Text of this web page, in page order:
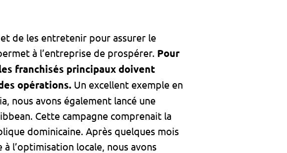
de les entretenir pour assurer le
à l’entreprise de prospérer. Pour
franchisés principaux doivent
opérations. Un excellent exemple en
nous avons également lancé une
Cette campagne comprenait la
dominicaine. Après quelques mois
l’optimisation locale, nous avons